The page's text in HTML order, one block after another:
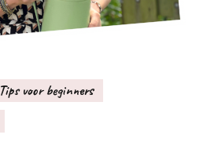
Tips voor beginners